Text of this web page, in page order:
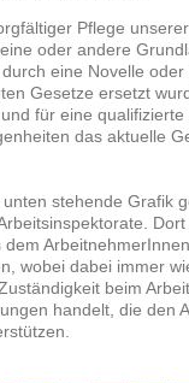
Pflege
oder andere
eine Novelle
Gesetze ersetzt
für eine
das aktuelle
stehende Grafik
dem
wobei dabei immer
beim
handelt, die den